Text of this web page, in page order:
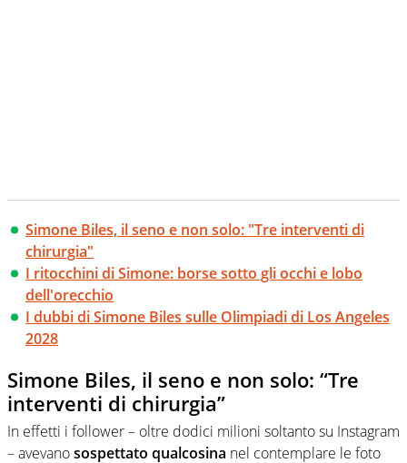
Simone Biles, il seno e non solo: "Tre interventi di
chirurgia"
I ritocchini di Simone: borse sotto gli occhi e lobo
dell'orecchio
I dubbi di Simone Biles sulle Olimpiadi di Los Angeles
2028
Simone Biles, il seno e non solo: “Tre
interventi di chirurgia”
In effetti i follower – oltre dodici milioni soltanto su Instagram
– avevanosospettato qualcosina nel contemplare le foto